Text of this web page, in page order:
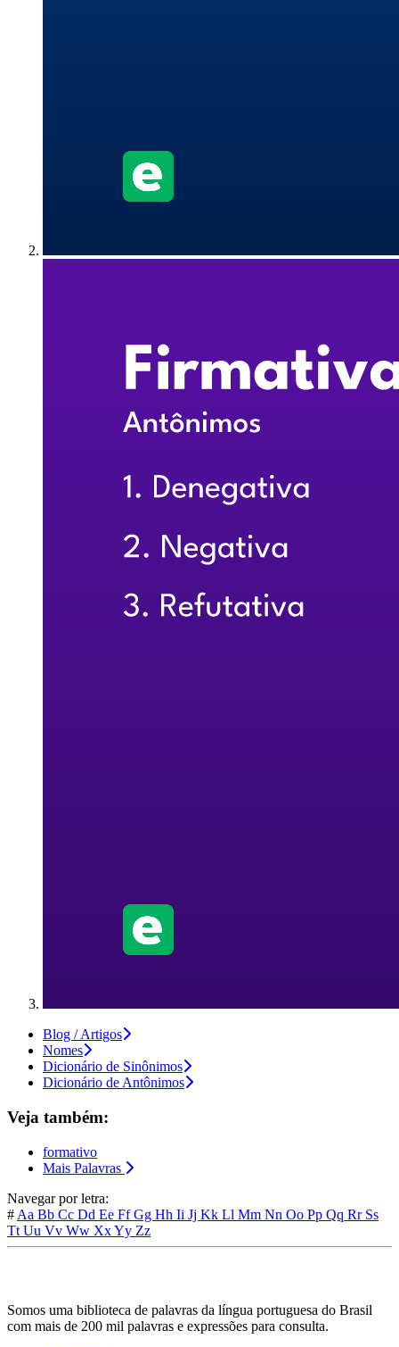
Blog / Artigos
Nomes
Dicionário de Sinônimos
Dicionário de Antônimos
Veja também:
formativo
Mais Palavras
Navegar por letra:
# Aa Bb Cc Dd Ee FfGg Hh Ii Jj Kk Ll Mm Nn Oo Pp Qq Rr Ss
Tt Uu Vv Ww XxYy Zz
Somos uma biblioteca de palavras da língua portuguesa do Brasil
com mais de 200 mil palavras e expressões para consulta.